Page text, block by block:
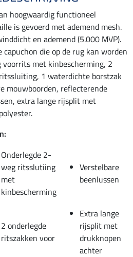
hoogwaardig functioneel
is gevoerd met ademend mesh.
en ademend (5.000 MVP).
die op de rug kan worden
voorrits met kinbescherming, 2
1 waterdichte borstzak
mouwboorden, reflecterende
extra lange rijsplit met
Onderlegde 2-
weg ritsslutiing
met
kinbescherming
Verstelbare
beenlussen
2 onderlegde
ritszakken voor
Extra lange
rijsplit met
drukknopen
achter